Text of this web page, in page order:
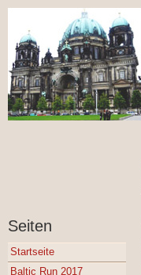
Seiten
Startseite
Baltic Run 2017